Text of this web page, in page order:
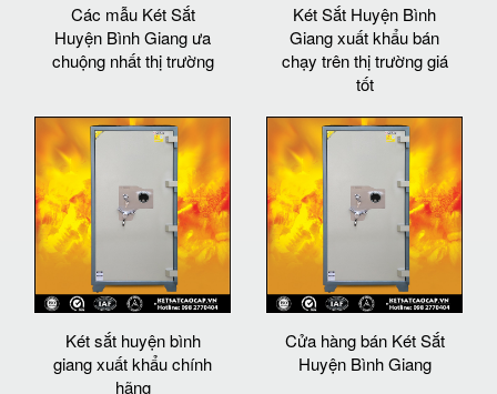
Các mẫu Két Sắt
Huyện Bình Giang ưa
chuộng nhất thị trường
Két Sắt Huyện Bình
Giang xuất khẩu bán
chạy trên thị trường giá
tốt
Két sắt huyện bình
giang xuất khẩu chính
hãng
Cửa hàng bán Két Sắt
Huyện Bình Giang